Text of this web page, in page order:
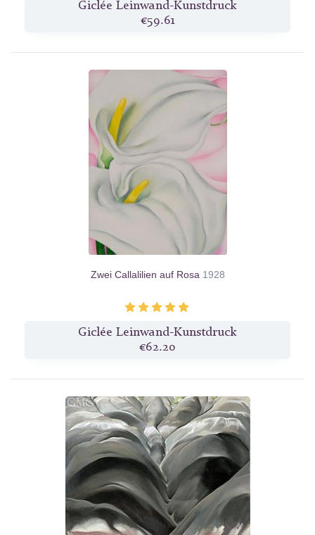
Giclée Leinwand-Kunstdruck
€59.61
Zwei Callalilien auf Rosa 1928
Giclée Leinwand-Kunstdruck
€62.20